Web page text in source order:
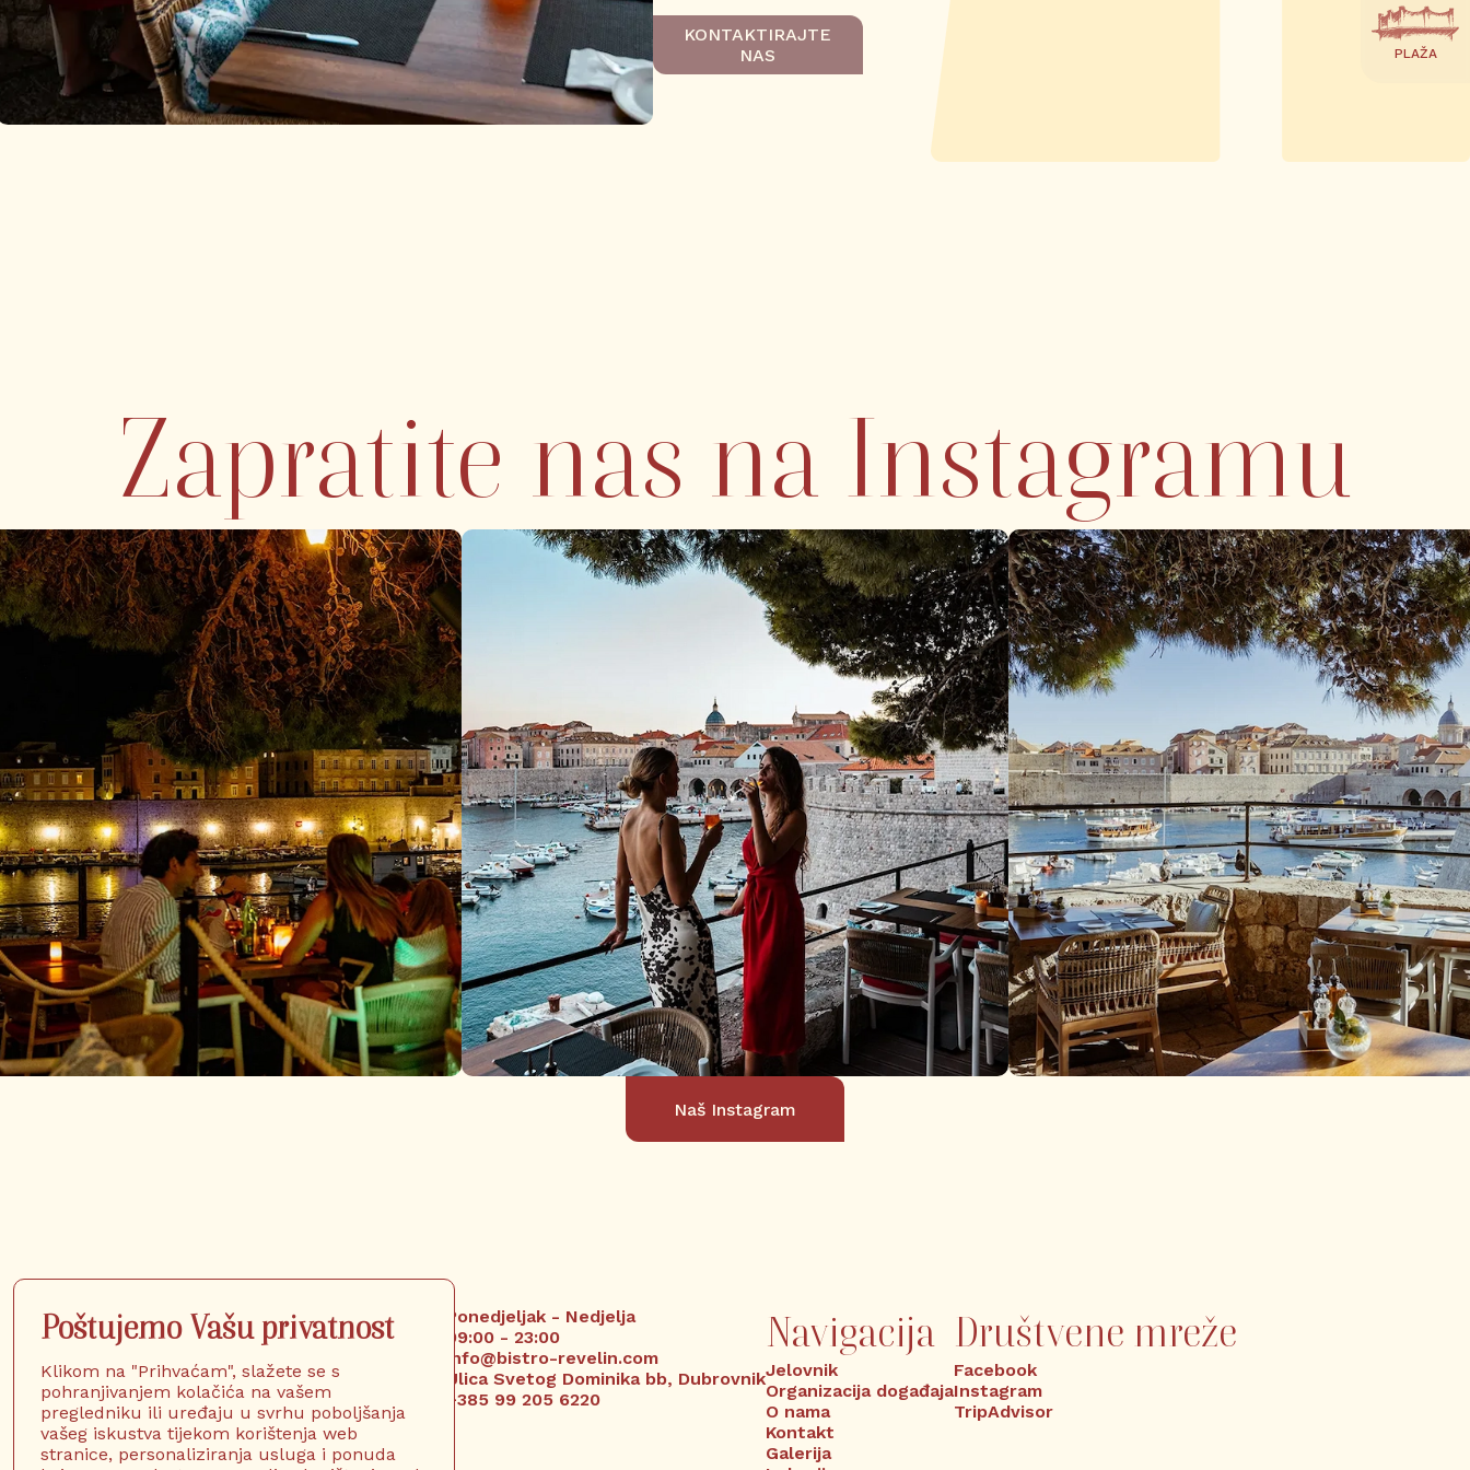
KONTAKTIRAJTE
NAS
Zapratite nas na Instagramu
Naš Instagram
PLAŽA
Info
Ponedjeljak - Nedjelja
09:00 - 23:00
info@bistro-revelin.com
Ulica Svetog Dominika bb, Dubrovnik
+385 99 205 6220
Navigacija
Jelovnik
Organizacija događaja
O nama
Kontakt
Galerija
Društvene mreže
Facebook
Instagram
TripAdvisor
Poštujemo Vašu privatnost
Klikom na "Prihvaćam", slažete se s
pohranjivanjem kolačića na vašem
pregledniku ili uređaju u svrhu poboljšanja
vašeg iskustva tijekom korištenja web
stranice, personaliziranja usluga i ponuda